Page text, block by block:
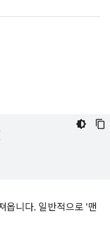
옵니다. 일반적으로 '맨